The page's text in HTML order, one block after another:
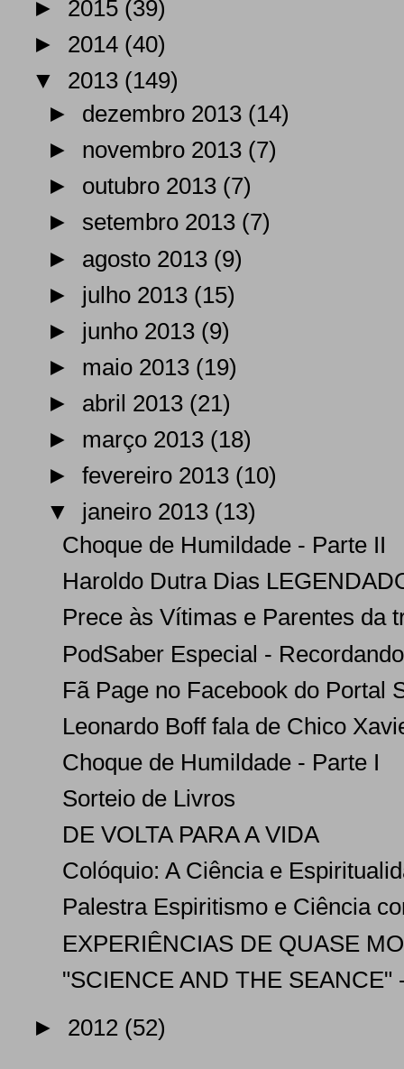
► 2015 (39)
► 2014 (40)
▼ 2013 (149)
► dezembro 2013 (14)
► novembro 2013 (7)
► outubro 2013 (7)
► setembro 2013 (7)
► agosto 2013 (9)
► julho 2013 (15)
► junho 2013 (9)
► maio 2013 (19)
► abril 2013 (21)
► março 2013 (18)
►fevereiro 2013 (10)
▼ janeiro 2013 (13)
Choque de Humildade - Parte II
Haroldo Dutra Dias
Prece às Vítimas e Parentes da
PodSaber Especial -
Fã Page no Facebook do Portal
Leonardo Boff fala de Chico
Choque de Humildade - Parte I
Sorteio de Livros
DE VOLTA PARA A VIDA
Colóquio: A Ciência e
Palestra Espiritismo e Ciência
EXPERIÊNCIAS DE QUASE
"SCIENCE AND THE SEANCE"
► 2012 (52)